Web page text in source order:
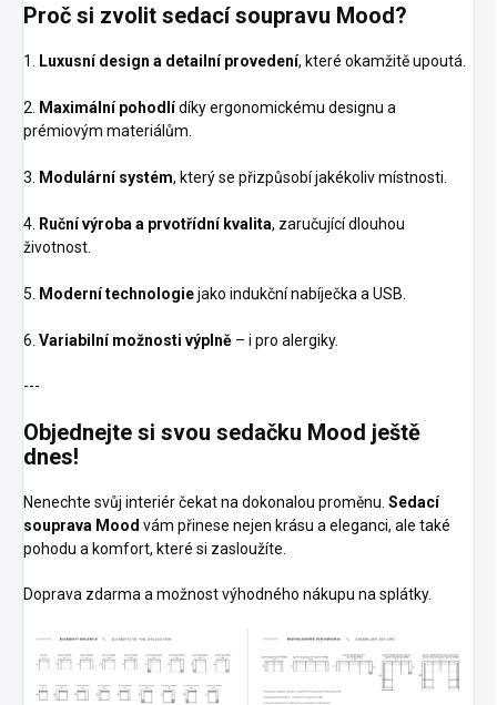
Proč si zvolit sedací soupravu Mood?
1. Luxusní design a detailní provedení, které okamžitě upoutá.
2. Maximální pohodlídíky ergonomickému designu a
prémiovým materiálům.
3. Modulární systém, který se přizpůsobí jakékoliv místnosti.
4. Ruční výroba a prvotřídní kvalita, zaručující dlouhou
životnost.
5. Moderní technologiejako indukční nabíječka a USB.
6. Variabilní možnosti výplně – i pro alergiky.
---
Objednejte si svou sedačku Mood ještě
dnes!
Nenechte svůj interiér čekat na dokonalou proměnu. Sedací
souprava Mood vám přinese nejen krásu a eleganci, ale také
pohodu a komfort, které si zasloužíte.
Doprava zdarma a možnost výhodného nákupu na splátky.